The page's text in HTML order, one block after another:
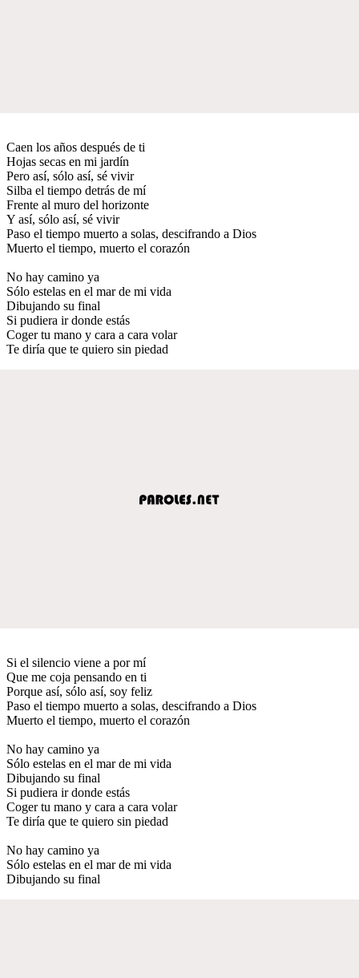
Caen los años después de ti
Hojas secas en mi jardín
Pero así, sólo así, sé vivir
Silba el tiempo detrás de mí
Frente al muro del horizonte
Y así, sólo así, sé vivir
Paso el tiempo muerto a solas, descifrando a Dios
Muerto el tiempo, muerto el corazón
No hay camino ya
Sólo estelas en el mar de mi vida
Dibujando su final
Si pudiera ir donde estás
Coger tu mano y cara a cara volar
Te diría que te quiero sin piedad
Si el silencio viene a por mí
Que me coja pensando en ti
Porque así, sólo así, soy feliz
Paso el tiempo muerto a solas, descifrando a Dios
Muerto el tiempo, muerto el corazón
No hay camino ya
Sólo estelas en el mar de mi vida
Dibujando su final
Si pudiera ir donde estás
Coger tu mano y cara a cara volar
Te diría que te quiero sin piedad
No hay camino ya
Sólo estelas en el mar de mi vida
Dibujando su final